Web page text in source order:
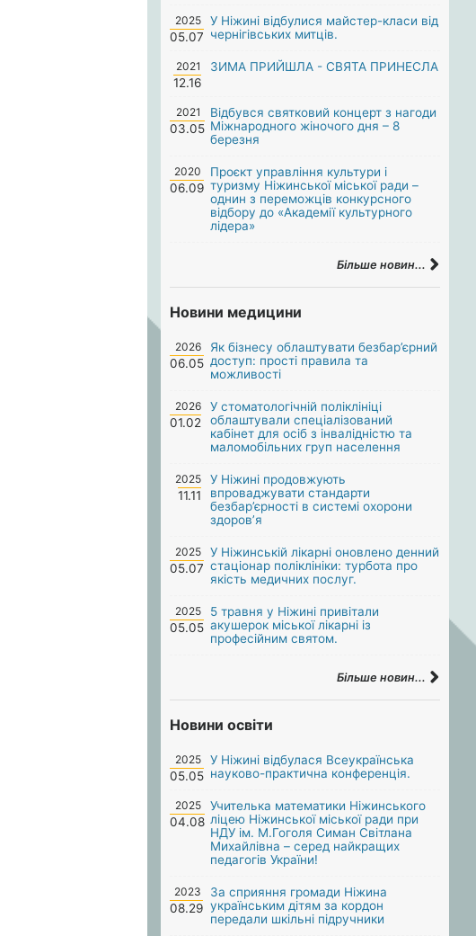
2025
05.07
У Ніжині відбулися майстер-класи від
чернігівських митців.
2021
12.16
ЗИМА ПРИЙШЛА - СВЯТА ПРИНЕСЛА
2021
03.05
Відбувся святковий концерт з нагоди
Міжнародного жіночого дня – 8
березня
2020
06.09
Проєкт управління культури і
туризму Ніжинської міської ради –
однин з переможців конкурсного
відбору до «Академії культурного
лідера»
Більше новин...
Новини медицини
2026
06.05
Як бізнесу облаштувати безбар’єрний
доступ: прості правила та
можливості
2026
01.02
У стоматологічній поліклініці
облаштували спеціалізований
кабінет для осіб з інвалідністю та
маломобільних груп населення
2025
11.11
У Ніжині продовжують
впроваджувати стандарти
безбар’єрності в системі охорони
здоров’я
2025
05.07
У Ніжинській лікарні оновлено денний
стаціонар поліклініки: турбота про
якість медичних послуг.
2025
05.05
5 травня у Ніжині привітали
акушерок міської лікарні із
професійним святом.
Більше новин...
Новини освіти
2025
05.05
У Ніжині відбулася Всеукраїнська
науково-практична конференція.
2025
04.08
Учителька математики Ніжинського
ліцею Ніжинської міської ради при
НДУ ім. М.Гоголя Симан Світлана
Михайлівна – серед найкращих
педагогів України!
2023
08.29
За сприяння громади Ніжина
українським дітям за кордон
передали шкільні підручники